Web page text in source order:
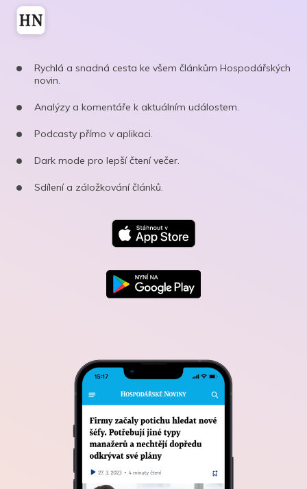
Rychlá a snadná cesta ke všem článkům Hospodářských
novin.
Analýzy a komentáře k aktuálním událostem.
Podcasty přímo v aplikaci.
Dark mode pro lepší čtení večer.
Sdílení a záložkování článků.